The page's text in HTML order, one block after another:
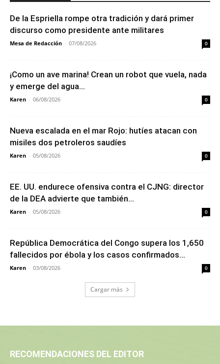
De la Espriella rompe otra tradición y dará primer
discurso como presidente ante militares
Mesa de Redacción - 07/08/2026 0
¡Como un ave marina! Crean un robot que vuela, nada
y emerge del agua...
Karen - 06/08/2026 0
Nueva escalada en el mar Rojo: hutíes atacan con
misiles dos petroleros saudíes
Karen - 05/08/2026 0
EE. UU. endurece ofensiva contra el CJNG: director
de la DEA advierte que también...
Karen - 05/08/2026 0
República Democrática del Congo supera los 1,650
fallecidos por ébola y los casos confirmados...
Karen - 03/08/2026 0
Cargar más
RECOMENDACIONES DEL EDITOR